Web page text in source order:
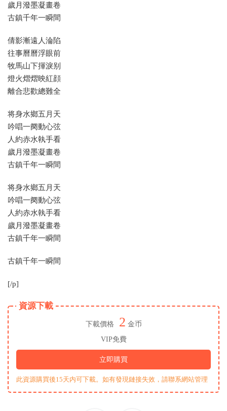
歲月潑墨凝畫卷
古鎮千年一瞬間
倩影漸遠人淪陷
往事曆曆浮眼前
牧馬山下揮淚别
燈火熠熠映紅顔
離合悲歡總難全
将身水鄉五月天
吟唱一阕動心弦
人約赤水執手看
歲月潑墨凝畫卷
古鎮千年一瞬間
将身水鄉五月天
吟唱一阕動心弦
人約赤水執手看
歲月潑墨凝畫卷
古鎮千年一瞬間
古鎮千年一瞬間
[/p]
資源下載
下載價格 2 金币
VIP免費
立即購買
此資源購買後15天内可下載。如有發現鏈接失效，請聯系網站管理